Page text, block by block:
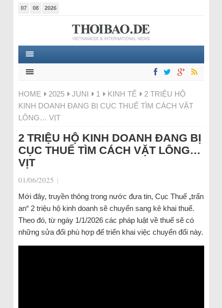
07 08 2026
HOME 2025 JUNI 1 KINH TẾ
2 TRIỆU HỘ
KINH DOANH ĐANG BỊ CỤC THUẾ TÌM CÁCH VẶT
LÔNG… VỊT
2 TRIỆU HỘ KINH DOANH ĐANG BỊ
CỤC THUẾ TÌM CÁCH VẶT LÔNG…
VỊT
01/06/2025 |
Mới đây, truyền thông trong nước đưa tin, Cục Thuế „trấn
an“ 2 triệu hộ kinh doanh sẽ chuyển sang kê khai thuế.
Theo đó, từ ngày 1/1/2026 các pháp luật về thuế sẽ có
những sửa đổi phù hợp để triển khai việc chuyển đổi này.